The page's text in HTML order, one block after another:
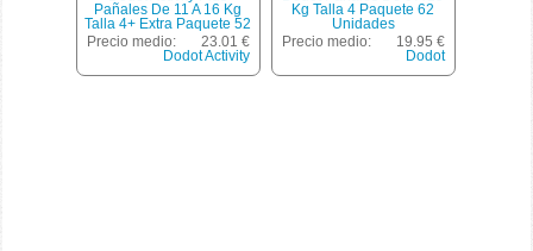
Pañales De 11 A 16 Kg
Talla 4+ Extra Paquete 52
Unidades
Precio medio:
23.01 €
Dodot Activity
Kg Talla 4 Paquete 62
Unidades
Precio medio:
19.95 €
Dodot